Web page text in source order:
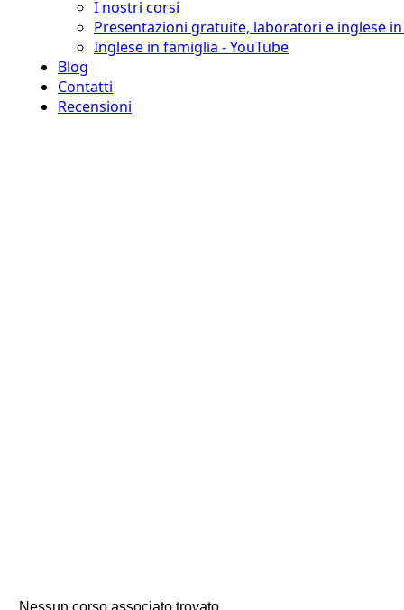
I nostri corsi
Presentazioni gratuite, laboratori e inglese in
Inglese in famiglia - YouTube
Blog
Contatti
Recensioni
Nessun corso associato trovato.